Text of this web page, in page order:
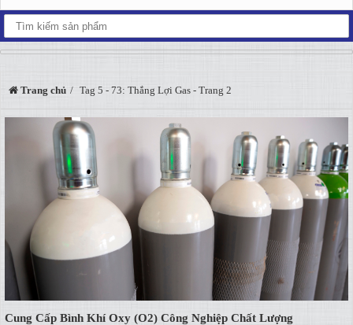
Trang chủ Tag 5 - 73: Thắng Lợi Gas - Trang 2
Cung Cấp Bình Khí Oxy (O2) Công Nghiệp Chất Lượng